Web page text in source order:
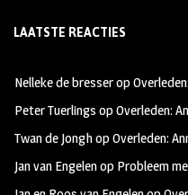
b
oo
k
ag
m
tt
LAATSTE REACTIES
Nelleke de bresserop
Peter Tuerlings opOverleden:
Twan de JonghopOverleden:
Jan van Engelenop Probleem